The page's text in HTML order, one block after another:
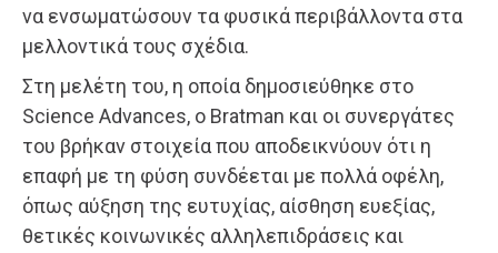
να ενσωματώσουν τα φυσικά περιβάλλοντα στα
μελλοντικά τους σχέδια.
Στη μελέτη του, η οποία δημοσιεύθηκε στο
Science Advances, ο Bratman και οι συνεργάτες
του βρήκαν στοιχεία που αποδεικνύουν ότι η
επαφή με τη φύση συνδέεται με πολλά οφέλη,
όπως αύξηση της ευτυχίας, αίσθηση ευεξίας,
θετικές κοινωνικές αλληλεπιδράσεις και